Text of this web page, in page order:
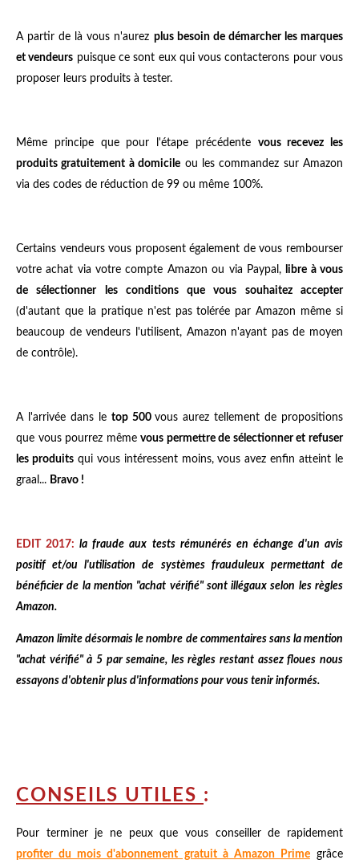
A partir de là vous n'aurez plus besoin de démarcher les marques
et vendeurs puisque ce sont eux qui vous contacterons pour vous
proposer leurs produits à tester.
Même principe que pour l'étape précédente vous recevez les
produits gratuitement à domicile ou les commandez sur Amazon
via des codes de réduction de 99 ou même 100%.
Certains vendeurs vous proposent également de vous rembourser
votre achat via votre compte Amazon ou via Paypal, libre à vous
de sélectionner les conditions que vous souhaitez accepter
(d'autant que la pratique n'est pas tolérée par Amazon même si
beaucoup de vendeurs l'utilisent, Amazon n'ayant pas de moyen
de contrôle).
A l'arrivée dans le top 500vous aurez tellement de propositions
que vous pourrez mêmevous permettre de sélectionner et refuser
les produitsqui vous intéressent moins, vous avez enfin atteint le
graal... Bravo !
EDIT 2017: la fraude aux tests rémunérés en échange d'un avis
positif et/ou l'utilisation de systèmes frauduleux permettant de
bénéficier de la mention "achat vérifié" sont illégaux selon les règles
Amazon.
Amazon limite désormais le nombre de commentaires sans la mention
"achat vérifié" à 5 par semaine, les règles restant assez floues nous
essayons d'obtenir plus d'informations pour vous tenir informés.
CONSEILS UTILES :
Pour terminer je ne peux que vous conseiller de rapidement
profiter du mois d'abonnement gratuit à Amazon Primegrâce